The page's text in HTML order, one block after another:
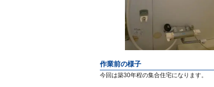
作業前の様子
今回は築30年程の集合住宅になります。